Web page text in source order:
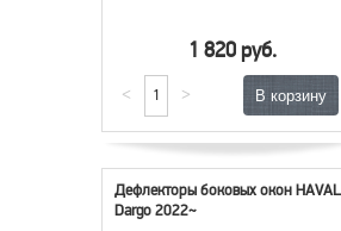
1 820 руб.
< >
Дефлекторы боковых окон HAVAL
Dargo 2022~